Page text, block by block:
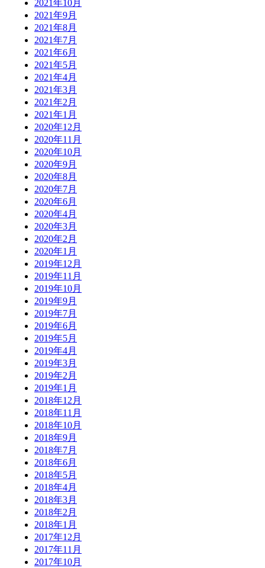
2021年10月
2021年9月
2021年8月
2021年7月
2021年6月
2021年5月
2021年4月
2021年3月
2021年2月
2021年1月
2020年12月
2020年11月
2020年10月
2020年9月
2020年8月
2020年7月
2020年6月
2020年4月
2020年3月
2020年2月
2020年1月
2019年12月
2019年11月
2019年10月
2019年9月
2019年7月
2019年6月
2019年5月
2019年4月
2019年3月
2019年2月
2019年1月
2018年12月
2018年11月
2018年10月
2018年9月
2018年7月
2018年6月
2018年5月
2018年4月
2018年3月
2018年2月
2018年1月
2017年12月
2017年11月
2017年10月